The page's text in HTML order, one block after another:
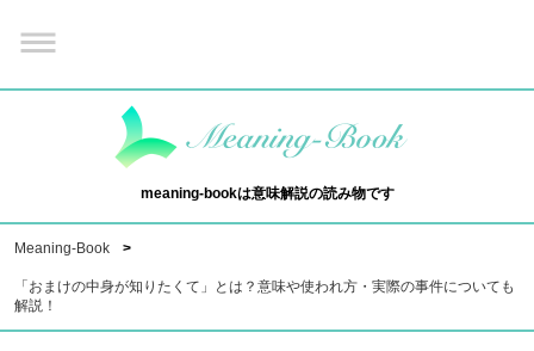
meaning-bookは意味解説の読み物です
Meaning-Book
「おまけの中身が知りたくて」とは？意味や使われ方・実際の事件についても
解説！